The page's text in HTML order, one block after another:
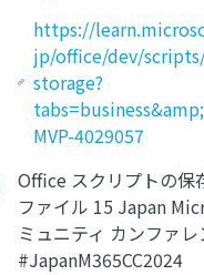
https://
jp/office/dev/
storage?
MVP-4029057
Office スクリプトの保
ファイル 15 Japan
ミュニティ カンファ
#JapanM365CC2024